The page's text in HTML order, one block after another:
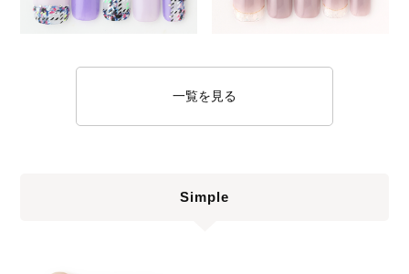
一覧を見る
Simple